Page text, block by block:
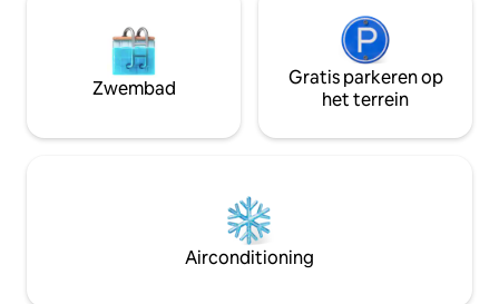
Zwembad
Gratis parkeren op
het terrein
Airconditioning